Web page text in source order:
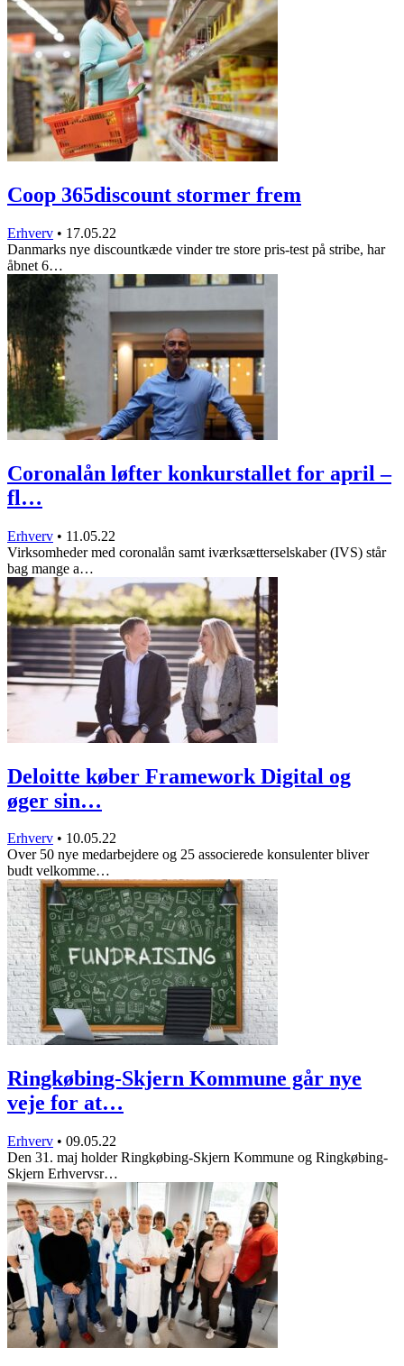
Coop 365discount stormer frem
Erhverv • 17.05.22
Danmarks nye discountkæde vinder tre store pris-test på stribe, har
åbnet 6…
Coronalån løfter konkurstallet for april –
fl…
Erhverv • 11.05.22
Virksomheder med coronalån samt iværksætterselskaber (IVS) står
bag mange a…
Deloitte køber Framework Digital og
øger sin…
Erhverv • 10.05.22
Over 50 nye medarbejdere og 25 associerede konsulenter bliver
budt velkomme…
Ringkøbing-Skjern Kommune går nye
veje for at…
Erhverv • 09.05.22
Den 31. maj holder Ringkøbing-Skjern Kommune og Ringkøbing-
Skjern Erhvervsr…